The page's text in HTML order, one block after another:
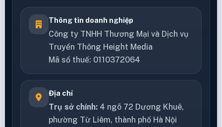
Thông tin doanh nghiệp
Công ty TNHH Thương Mại và Dịch vụ
Truyền Thông Height Media
Mã số thuế: 0110372064
Địa chỉ
Trụ sở chính: 4 ngõ 72 Dương Khuê,
phường Từ Liêm, thành phố Hà Nội